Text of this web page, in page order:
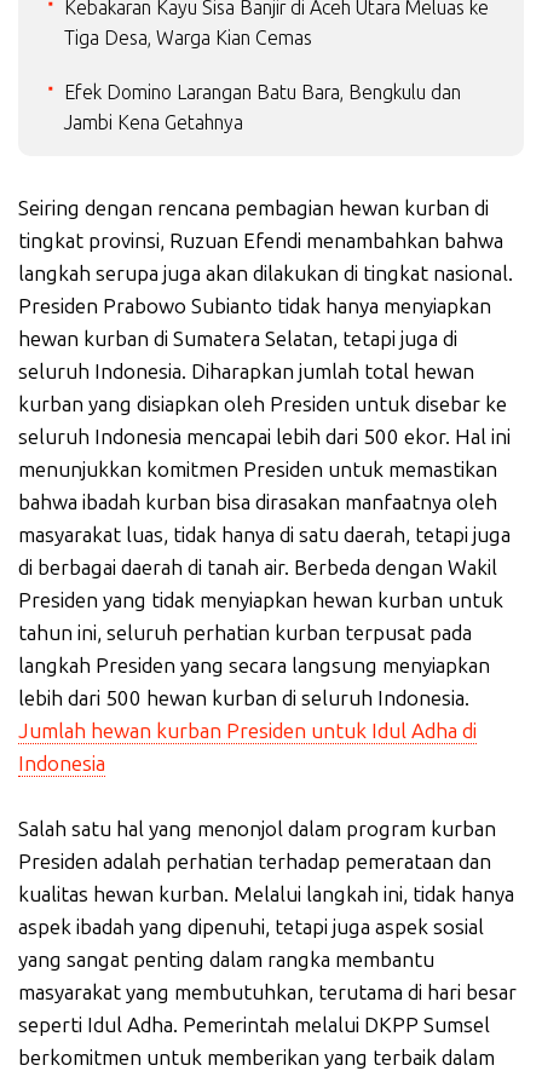
Kebakaran Kayu Sisa Banjir di Aceh Utara Meluas ke
Tiga Desa, Warga Kian Cemas
Efek Domino Larangan Batu Bara, Bengkulu dan
Jambi Kena Getahnya
Seiring dengan rencana pembagian hewan kurban di
tingkat provinsi, Ruzuan Efendi menambahkan bahwa
langkah serupa juga akan dilakukan di tingkat nasional.
Presiden Prabowo Subianto tidak hanya menyiapkan
hewan kurban di Sumatera Selatan, tetapi juga di
seluruh Indonesia. Diharapkan jumlah total hewan
kurban yang disiapkan oleh Presiden untuk disebar ke
seluruh Indonesia mencapai lebih dari 500 ekor. Hal ini
menunjukkan komitmen Presiden untuk memastikan
bahwa ibadah kurban bisa dirasakan manfaatnya oleh
masyarakat luas, tidak hanya di satu daerah, tetapi juga
di berbagai daerah di tanah air. Berbeda dengan Wakil
Presiden yang tidak menyiapkan hewan kurban untuk
tahun ini, seluruh perhatian kurban terpusat pada
langkah Presiden yang secara langsung menyiapkan
lebih dari 500 hewan kurban di seluruh Indonesia.
Jumlah hewan kurban Presiden untuk Idul Adha di
Indonesia
Salah satu hal yang menonjol dalam program kurban
Presiden adalah perhatian terhadap pemerataan dan
kualitas hewan kurban. Melalui langkah ini, tidak hanya
aspek ibadah yang dipenuhi, tetapi juga aspek sosial
yang sangat penting dalam rangka membantu
masyarakat yang membutuhkan, terutama di hari besar
seperti Idul Adha. Pemerintah melalui DKPP Sumsel
berkomitmen untuk memberikan yang terbaik dalam